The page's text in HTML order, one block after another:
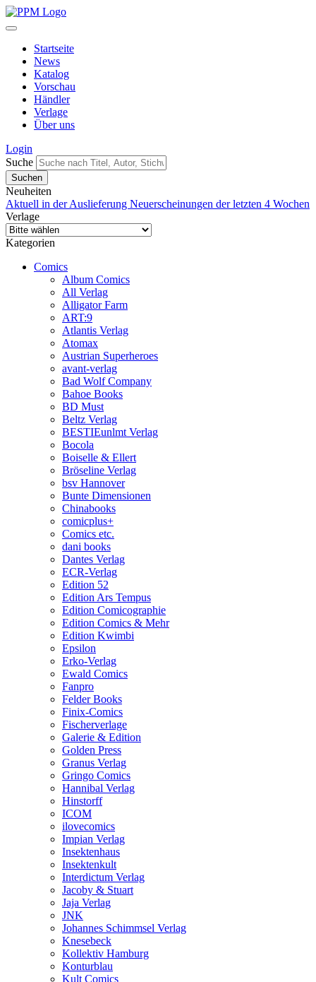
Startseite
News
Katalog
Vorschau
Händler
Verlage
Über uns
Login
Suche
Neuheiten
Aktuell in der Auslieferung Neuerscheinungen der letzten 4 Wochen
Verlage
Kategorien
Comics
Album Comics
All Verlag
Alligator Farm
ART:9
Atlantis Verlag
Atomax
Austrian Superheroes
avant-verlag
Bad Wolf Company
Bahoe Books
BD Must
Beltz Verlag
BESTIEunlmt Verlag
Bocola
Boiselle & Ellert
Bröseline Verlag
bsv Hannover
Bunte Dimensionen
Chinabooks
comicplus+
Comics etc.
dani books
Dantes Verlag
ECR-Verlag
Edition 52
Edition Ars Tempus
Edition Comicographie
Edition Comics & Mehr
Edition Kwimbi
Epsilon
Erko-Verlag
Ewald Comics
Fanpro
Felder Books
Finix-Comics
Fischerverlage
Galerie & Edition
Golden Press
Granus Verlag
Gringo Comics
Hannibal Verlag
Hinstorff
ICOM
ilovecomics
Impian Verlag
Insektenhaus
Insektenkult
Interdictum Verlag
Jacoby & Stuart
Jaja Verlag
JNK
Johannes Schimmsel Verlag
Knesebeck
Kollektiv Hamburg
Konturblau
Kult Comics